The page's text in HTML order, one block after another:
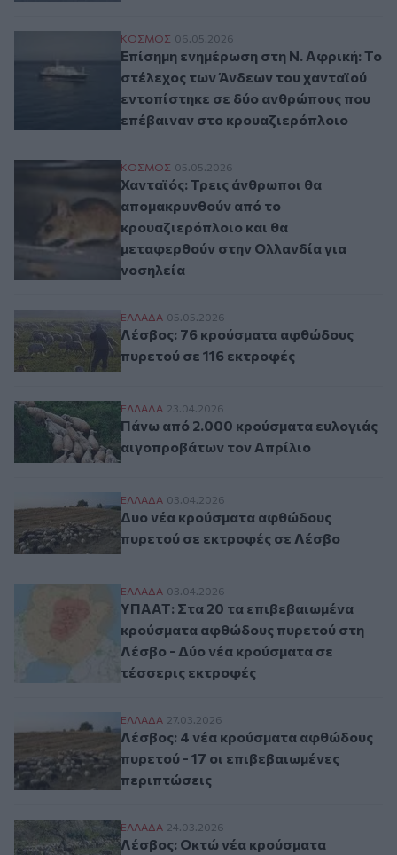
Επίσημη ενημέρωση στη Ν. Αφρική: Το
ΚΟΣΜΟΣ 06.05.2026
Επίσημη ενημέρωση στη Ν. Αφρική: Το
στέλεχος των Άνδεων του χανταϊού
εντοπίστηκε σε δύο ανθρώπους που
επέβαιναν στο κρουαζιερόπλοιο
Χανταϊός: Τρεις άνθρωποι θα
ΚΟΣΜΟΣ 05.05.2026
Χανταϊός: Τρεις άνθρωποι θα
απομακρυνθούν από το
κρουαζιερόπλοιο και θα
μεταφερθούν στην Ολλανδία για
νοσηλεία
Λέσβος: 76 κρούσματα αφθώδους
ΕΛΛAΔΑ 05.05.2026
Λέσβος: 76 κρούσματα αφθώδους
πυρετού σε 116 εκτροφές
Πάνω από 2.000 κρούσματα ευλογιάς
ΕΛΛAΔΑ 23.04.2026
Πάνω από 2.000 κρούσματα ευλογιάς
αιγοπροβάτων τον Απρίλιο
Δυο νέα κρούσματα αφθώδους πυρετού
ΕΛΛAΔΑ 03.04.2026
Δυο νέα κρούσματα αφθώδους
πυρετού σε εκτροφές σε Λέσβο
ΥΠΑΑΤ: Στα 20 τα επιβεβαιωμένα
ΕΛΛAΔΑ 03.04.2026
ΥΠΑΑΤ: Στα 20 τα επιβεβαιωμένα
κρούσματα αφθώδους πυρετού στη
Λέσβο - Δύο νέα κρούσματα σε
τέσσερις εκτροφές
Λέσβος: 4 νέα κρούσματα αφθώδους
ΕΛΛAΔΑ 27.03.2026
Λέσβος: 4 νέα κρούσματα αφθώδους
πυρετού - 17 οι επιβεβαιωμένες
περιπτώσεις
Λέσβος: Οκτώ νέα κρούσματα αφθώδους
ΕΛΛAΔΑ 24.03.2026
Λέσβος: Οκτώ νέα κρούσματα